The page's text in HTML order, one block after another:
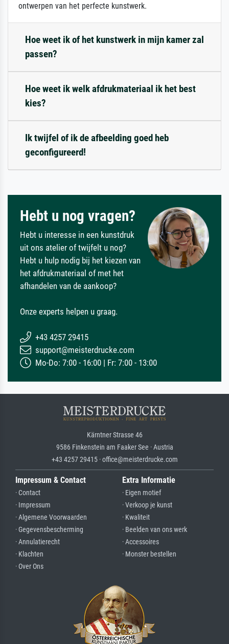
ontwerpen van het perfecte kunstwerk.
Hoe weet ik of het kunstwerk in mijn kamer zal
passen?
Hoe weet ik welk afdrukmateriaal ik het best
kies?
Ik twijfel of ik de afbeelding goed heb
geconfigureerd!
Hebt u nog vragen?
Hebt u interesse in een kunstdruk
uit ons atelier of twijfelt u nog?
Hebt u hulp nodig bij het kiezen van
het afdrukmateriaal of met het
afhandelen van de aankoop?
Onze experts helpen u graag.
+43 4257 29415
support@meisterdrucke.com
Mo-Do: 7:00 - 16:00 | Fr: 7:00 - 13:00
Kärntner Strasse 46
9586 Finkenstein am Faaker See · Austria
+43 4257 29415 · office@meisterdrucke.com
Impressum & Contact
· Contact
· Impressum
· Algemene Voorwaarden
· Gegevensbescherming
· Annulatierecht
· Klachten
· Over Ons
Extra Informatie
· Eigen motief
· Verkoop je kunst
· Kwaliteit
· Beelden van ons werk
· Accessoires
· Monster bestellen